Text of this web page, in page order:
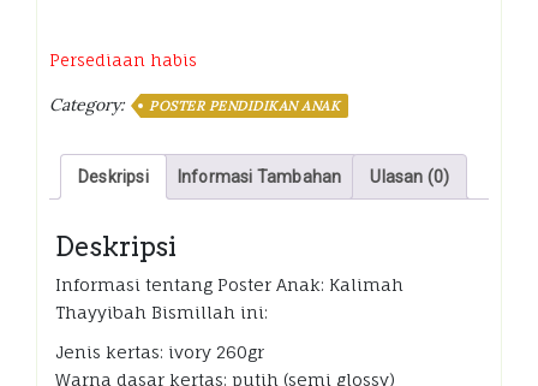
Persediaan habis
Category: POSTER PENDIDIKAN ANAK
Deskripsi Informasi Tambahan Ulasan (0)
Deskripsi
Informasi tentang Poster Anak: Kalimah
Thayyibah Bismillah ini:
Jenis kertas: ivory 260gr
Warna dasar kertas: putih (semi glossy)